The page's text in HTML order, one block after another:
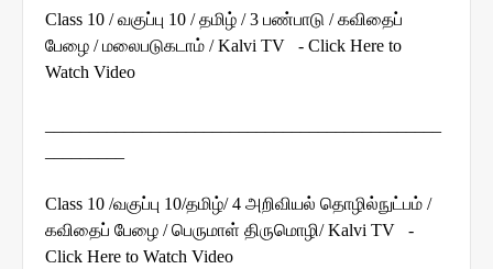
Class 10 / வகுப்பு 10 / தமிழ் / 3 பண்பாடு / கவிதைப்
பேழை / மலைபடுகடாம் / Kalvi TV - Click Here to
Watch Video
Class 10 /வகுப்பு 10/தமிழ்/ 4 அறிவியல் தொழில்நுட்பம் /
கவிதைப் பேழை / பெருமாள் திருமொழி/ Kalvi TV -
Click Here to Watch Video